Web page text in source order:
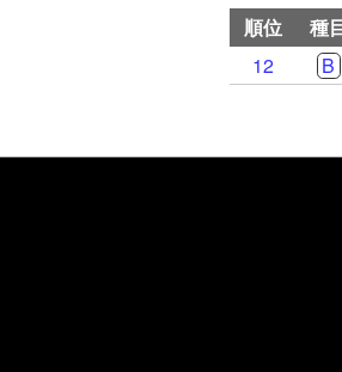
順位 種
12
B